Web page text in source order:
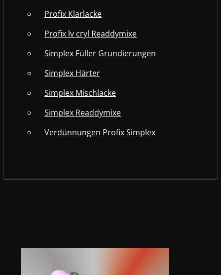
Profix Klarlacke
Profix lv cryl Readdymixe
Simplex Füller Grundierungen
Simplex Härter
Simplex Mischlacke
Simplex Readdymixe
Verdünnungen Profix Simplex